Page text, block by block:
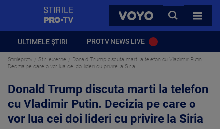
VOYO
CAUTA
TOATE
ULTIMELE ȘTIRI PROTV NEWS LIVE
Stirileprotv Stiri externe
Donald Trump discuta marti la telefon cu Vladimir Putin.
Decizia pe care o vor lua cei doi lideri cu privire la Siria
Donald Trump discuta marti la telefon
cu Vladimir Putin. Decizia pe care o
vor lua cei doi lideri cu privire la Siria